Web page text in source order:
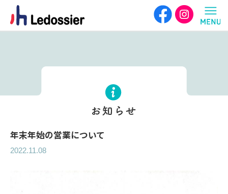
年末年始の営業について
2022.11.08